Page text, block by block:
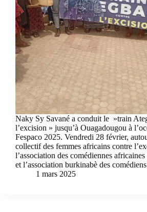
Naky Sy Savané a conduit le »train
l’excision » jusqu’à Ouagadougou à
Fespaco 2025. Vendredi 28 février,
collectif des femmes africains contre
l’association des comédiennes africaines
et l’association burkinabè des
1 mars 2025